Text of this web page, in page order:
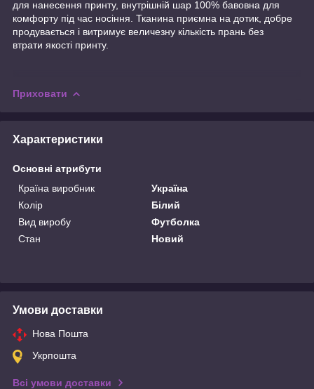
для нанесення принту, внутрішній шар 100% бавовна для
комфорту під час носіння. Тканина приємна на дотик, добре
продувається і витримує величезну кількість прань без
втрати якості принту.
Приховати
Характеристики
Основні атрибути
Країна виробник
Україна
Колір
Білий
Вид виробу
Футболка
Стан
Новий
Умови доставки
Нова Пошта
Укрпошта
Всі умови доставки